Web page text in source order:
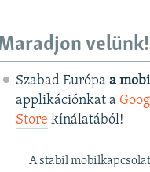
velünk!
Szabad Európa a
applikációnkat a
Store kínálatából!
A stabil